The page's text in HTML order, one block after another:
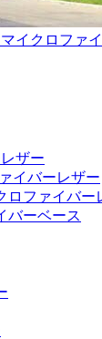
イクロファ
ザー
イバーレザー
ロファイバー
バーベース